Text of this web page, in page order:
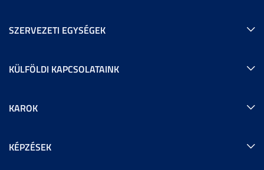
SZERVEZETI EGYSÉGEK
KÜLFÖLDI KAPCSOLATAINK
KAROK
KÉPZÉSEK